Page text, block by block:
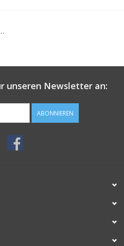
unseren Newsletter an:
ABONNIEREN